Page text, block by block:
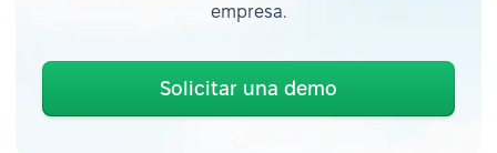
empresa.
Solicitar una demo